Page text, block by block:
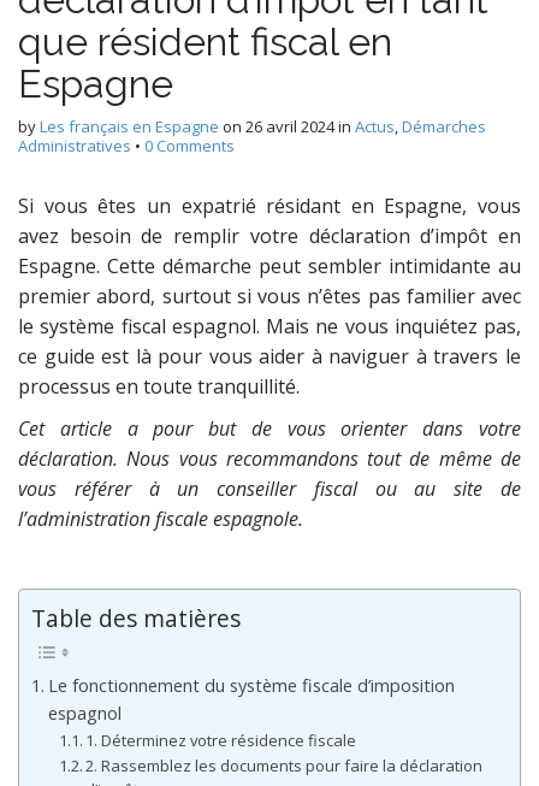
que résident fiscal en
Espagne
byLes français en Espagne on 26 avril 2024in Actus,Démarches
Administratives • 0 Comments
Si vous êtes un expatrié résidant en Espagne, vous
avez besoin de remplir votre déclaration d’impôt en
Espagne. Cette démarche peut sembler intimidante au
premier abord, surtout si vous n’êtes pas familier avec
le système fiscal espagnol. Mais ne vous inquiétez pas,
ce guide est là pour vous aider à naviguer à travers le
processus en toute tranquillité.
Cet article a pour but de vous orienter dans votre
déclaration. Nous vous recommandons tout de même de
vous référer à un conseiller fiscal ou au site de
l’administration fiscale espagnole.
Table des matières
Le fonctionnement du système fiscale d’imposition
espagnol
1. Déterminez votre résidence fiscale
2. Rassemblez les documents pour faire la déclaration